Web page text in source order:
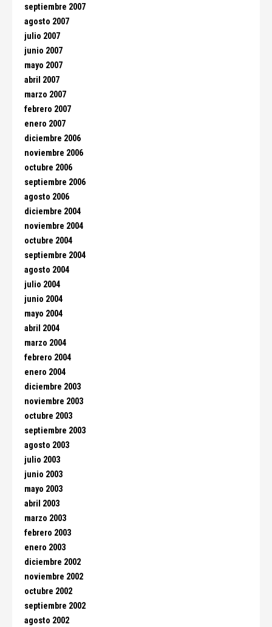
septiembre 2007
agosto 2007
julio 2007
junio 2007
mayo 2007
abril 2007
marzo 2007
febrero 2007
enero 2007
diciembre 2006
noviembre 2006
octubre 2006
septiembre 2006
agosto 2006
diciembre 2004
noviembre 2004
octubre 2004
septiembre 2004
agosto 2004
julio 2004
junio 2004
mayo 2004
abril 2004
marzo 2004
febrero 2004
enero 2004
diciembre 2003
noviembre 2003
octubre 2003
septiembre 2003
agosto 2003
julio 2003
junio 2003
mayo 2003
abril 2003
marzo 2003
febrero 2003
enero 2003
diciembre 2002
noviembre 2002
octubre 2002
septiembre 2002
agosto 2002